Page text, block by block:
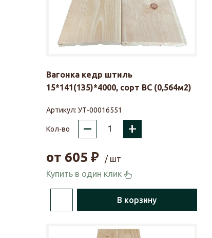
Вагонка кедр штиль
15*141(135)*4000, сорт ВС (0,564м2)
Артикул: УТ-00016551
Кол-во – +
от 605 ₽
/ шт
Купить в один клик
В корзину